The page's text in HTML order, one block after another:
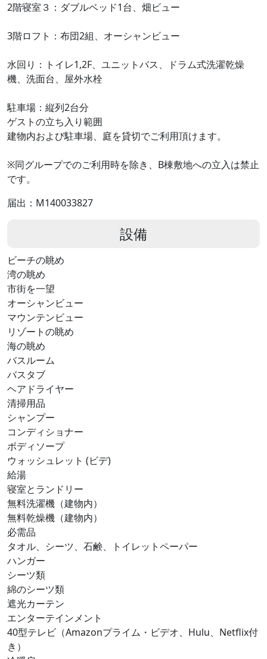
2階寝室３：ダブルベッド1台、畑ビュー
3階ロフト：布団2組、オーシャンビュー
水回り：トイレ1,2F、ユニットバス、ドラム式洗濯乾燥
機、洗面台、屋外水栓
駐車場：縦列2台分
ゲストの立ち入り範囲
建物内および駐車場、庭を貸切でご利用頂けます。
※同グループでのご利用時を除き、B棟敷地への立入は禁止
です。
届出：M140033827
設備
ビーチの眺め
湾の眺め
市街を一望
オーシャンビュー
マウンテンビュー
リゾートの眺め
海の眺め
バスルーム
バスタブ
ヘアドライヤー
清掃用品
シャンプー
コンディショナー
ボディソープ
ウォッシュレット (ビデ)
給湯
寝室とランドリー
無料洗濯機（建物内）
無料乾燥機（建物内）
必需品
タオル、シーツ、石鹸、トイレットペーパー
ハンガー
シーツ類
綿のシーツ類
遮光カーテン
エンターテインメント
40型テレビ（Amazonプライム・ビデオ、Hulu、Netflix付
き）